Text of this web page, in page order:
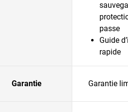
passe
Guide
rapide
Garantie Garantie